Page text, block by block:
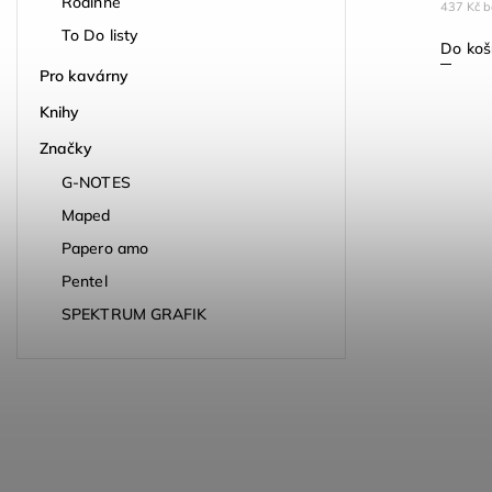
To Do listy
Pro kavárny
Knihy
Značky
G-NOTES
Maped
Papero amo
Pentel
SPEKTRUM GRAFIK
437 Kč
Do